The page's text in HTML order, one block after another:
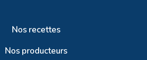
Nos recettes
Nos producteurs